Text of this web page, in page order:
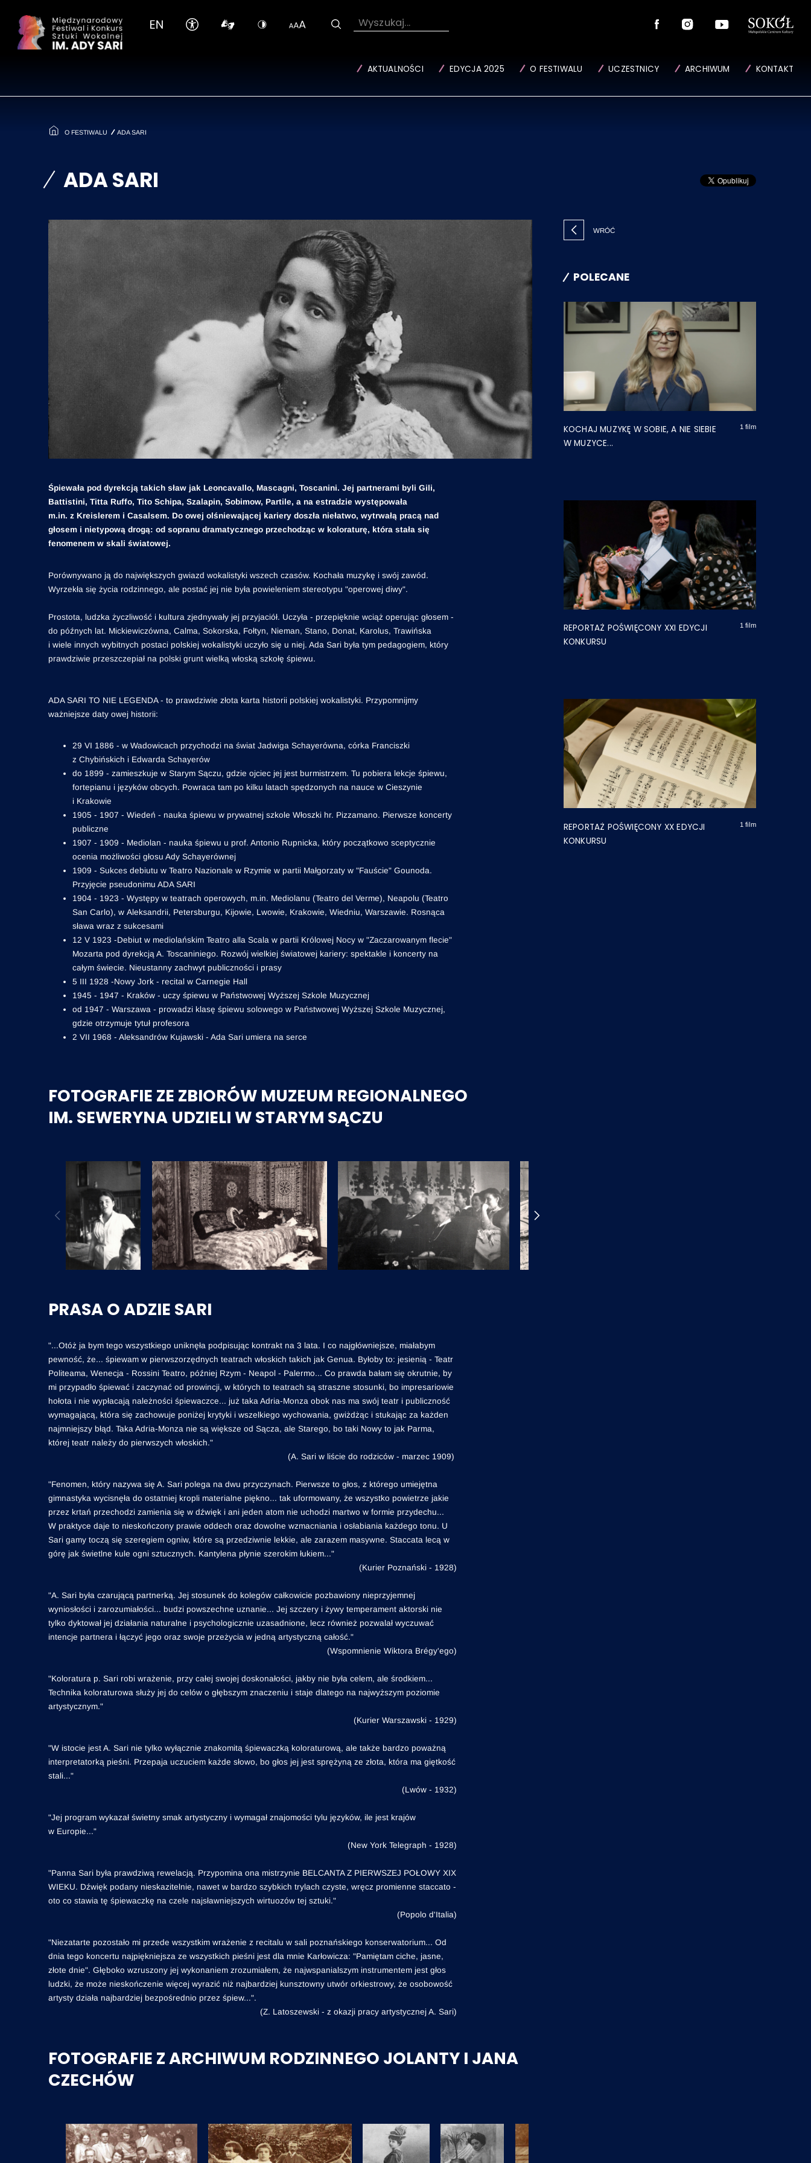
Wyszukaj...
AKTUALNOŚCI EDYCJA 2025 O FESTIWALU UCZESTNICY ARCHIWUM KONTAKT
O FESTIWALU ADA SARI
ADA SARI
WRÓĆ
Śpiewała pod dyrekcją takich sław jak Leoncavallo, Mascagni, Toscanini. Jej partnerami byli Gili,
Battistini, Titta Ruffo, Tito Schipa, Szalapin, Sobimow, Partile, a na estradzie występowała
m.in. z Kreislerem i Casalsem. Do owej olśniewającej kariery doszła niełatwo, wytrwałą pracą nad
głosem i nietypową drogą: od sopranu dramatycznego przechodząc w koloraturę, która stała się
fenomenem w skali światowej.
Porównywano ją do największych gwiazd wokalistyki wszech czasów. Kochała muzykę i swój zawód.
Wyrzekła się życia rodzinnego, ale postać jej nie była powieleniem stereotypu "operowej diwy".
Prostota, ludzka życzliwość i kultura zjednywały jej przyjaciół. Uczyła - przepięknie wciąż operując głosem -
do późnych lat. Mickiewiczówna, Calma, Sokorska, Fołtyn, Nieman, Stano, Donat, Karolus, Trawińska
i wiele innych wybitnych postaci polskiej wokalistyki uczyło się u niej. Ada Sari była tym pedagogiem, który
prawdziwie przeszczepiał na polski grunt wielką włoską szkołę śpiewu.
ADA SARI TO NIE LEGENDA - to prawdziwie złota karta historii polskiej wokalistyki. Przypomnijmy
ważniejsze daty owej historii:
29 VI 1886 - w Wadowicach przychodzi na świat Jadwiga Schayerówna, córka Franciszki
z Chybińskich i Edwarda Schayerów
do 1899 - zamieszkuje w Starym Sączu, gdzie ojciec jej jest burmistrzem. Tu pobiera lekcje śpiewu,
fortepianu i języków obcych. Powraca tam po kilku latach spędzonych na nauce w Cieszynie
i Krakowie
1905 - 1907 - Wiedeń - nauka śpiewu w prywatnej szkole Włoszki hr. Pizzamano. Pierwsze koncerty
publiczne
1907 - 1909 - Mediolan - nauka śpiewu u prof. Antonio Rupnicka, który początkowo sceptycznie
ocenia możliwości głosu Ady Schayerównej
1909 - Sukces debiutu w Teatro Nazionale w Rzymie w partii Małgorzaty w "Fauście" Gounoda.
Przyjęcie pseudonimu ADA SARI
1904 - 1923 - Występy w teatrach operowych, m.in. Mediolanu (Teatro del Verme), Neapolu (Teatro
San Carlo), w Aleksandrii, Petersburgu, Kijowie, Lwowie, Krakowie, Wiedniu, Warszawie. Rosnąca
sława wraz z sukcesami
12 V 1923 -Debiut w mediolańskim Teatro alla Scala w partii Królowej Nocy w "Zaczarowanym flecie"
Mozarta pod dyrekcją A. Toscaniniego. Rozwój wielkiej światowej kariery: spektakle i koncerty na
całym świecie. Nieustanny zachwyt publiczności i prasy
5 III 1928 -Nowy Jork - recital w Carnegie Hall
1945 - 1947 - Kraków - uczy śpiewu w Państwowej Wyższej Szkole Muzycznej
od 1947 - Warszawa - prowadzi klasę śpiewu solowego w Państwowej Wyższej Szkole Muzycznej,
gdzie otrzymuje tytuł profesora
2 VII 1968 - Aleksandrów Kujawski - Ada Sari umiera na serce
FOTOGRAFIE ZE ZBIORÓW MUZEUM REGIONALNEGO
IM. SEWERYNA UDZIELI W STARYM SĄCZU
PRASA O ADZIE SARI
"...Otóż ja bym tego wszystkiego uniknęła podpisując kontrakt na 3 lata. I co najgłówniejsze, miałabym
pewność, że... śpiewam w pierwszorzędnych teatrach włoskich takich jak Genua. Byłoby to: jesienią - Teatr
Politeama, Wenecja - Rossini Teatro, później Rzym - Neapol - Palermo... Co prawda bałam się okrutnie, by
mi przypadło śpiewać i zaczynać od prowincji, w których to teatrach są straszne stosunki, bo impresariowie
hołota i nie wypłacają należności śpiewaczce... już taka Adria-Monza obok nas ma swój teatr i publiczność
wymagającą, która się zachowuje poniżej krytyki i wszelkiego wychowania, gwiżdżąc i stukając za każden
najmniejszy błąd. Taka Adria-Monza nie są większe od Sącza, ale Starego, bo taki Nowy to jak Parma,
której teatr należy do pierwszych włoskich."
(A. Sari w liście do rodziców - marzec 1909)
"Fenomen, który nazywa się A. Sari polega na dwu przyczynach. Pierwsze to głos, z którego umiejętna
gimnastyka wycisnęła do ostatniej kropli materialne piękno... tak uformowany, że wszystko powietrze jakie
przez krtań przechodzi zamienia się w dźwięk i ani jeden atom nie uchodzi martwo w formie przydechu...
W praktyce daje to nieskończony prawie oddech oraz dowolne wzmacniania i osłabiania każdego tonu. U
Sari gamy toczą się szeregiem ogniw, które są przedziwnie lekkie, ale zarazem masywne. Staccata lecą w
górę jak świetlne kule ogni sztucznych. Kantylena płynie szerokim łukiem..."
(Kurier Poznański - 1928)
"A. Sari była czarującą partnerką. Jej stosunek do kolegów całkowicie pozbawiony nieprzyjemnej
wyniosłości i zarozumiałości... budzi powszechne uznanie... Jej szczery i żywy temperament aktorski nie
tylko dyktował jej działania naturalne i psychologicznie uzasadnione, lecz również pozwalał wyczuwać
intencje partnera i łączyć jego oraz swoje przeżycia w jedną artystyczną całość."
(Wspomnienie Wiktora Brégy'ego)
"Koloratura p. Sari robi wrażenie, przy całej swojej doskonałości, jakby nie była celem, ale środkiem...
Technika koloraturowa służy jej do celów o głębszym znaczeniu i staje dlatego na najwyższym poziomie
artystycznym."
(Kurier Warszawski - 1929)
"W istocie jest A. Sari nie tylko wyłącznie znakomitą śpiewaczką koloraturową, ale także bardzo poważną
interpretatorką pieśni. Przepaja uczuciem każde słowo, bo głos jej jest sprężyną ze złota, która ma giętkość
stali..."
(Lwów - 1932)
"Jej program wykazał świetny smak artystyczny i wymagał znajomości tylu języków, ile jest krajów
w Europie..."
(New York Telegraph - 1928)
"Panna Sari była prawdziwą rewelacją. Przypomina ona mistrzynie BELCANTA Z PIERWSZEJ POŁOWY XIX
WIEKU. Dźwięk podany nieskazitelnie, nawet w bardzo szybkich trylach czyste, wręcz promienne staccato -
oto co stawia tę śpiewaczkę na czele najsławniejszych wirtuozów tej sztuki."
(Popolo d'Italia)
"Niezatarte pozostało mi przede wszystkim wrażenie z recitalu w sali poznańskiego konserwatorium... Od
dnia tego koncertu najpiękniejsza ze wszystkich pieśni jest dla mnie Karłowicza: "Pamiętam ciche, jasne,
złote dnie". Głęboko wzruszony jej wykonaniem zrozumiałem, że najwspanialszym instrumentem jest głos
ludzki, że może nieskończenie więcej wyrazić niż najbardziej kunsztowny utwór orkiestrowy, że osobowość
artysty działa najbardziej bezpośrednio przez śpiew...".
(Z. Latoszewski - z okazji pracy artystycznej A. Sari)
FOTOGRAFIE Z ARCHIWUM RODZINNEGO JOLANTY I JANA
CZECHÓW
POLECANE
KOCHAJ MUZYKĘ W SOBIE, A NIE SIEBIE
W MUZYCE...
1 film
REPORTAŻ POŚWIĘCONY XXI EDYCJI
KONKURSU
1 film
REPORTAŻ POŚWIĘCONY XX EDYCJI
KONKURSU
1 film